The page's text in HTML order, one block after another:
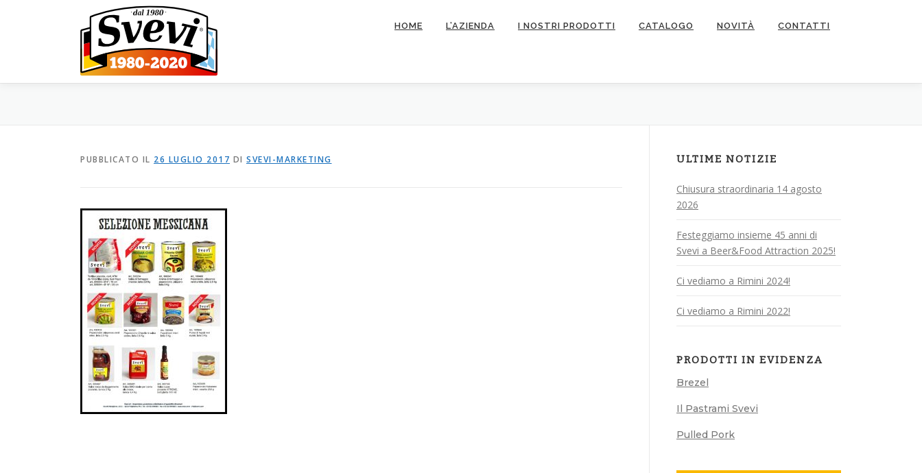
HOME L’AZIENDA I NOSTRI PRODOTTI CATALOGO NOVITÀ CONTATTI
PUBBLICATO IL 26 LUGLIO 2017 DI SVEVI-MARKETING ULTIME NOTIZIE
Chiusura straordinaria 14 agosto
2026
Festeggiamo insieme 45 anni di
Svevi a Beer&Food Attraction 2025!
Ci vediamo a Rimini 2024!
Ci vediamo a Rimini 2022!
PRODOTTI IN EVIDENZA
Brezel
Il Pastrami Svevi
Pulled Pork